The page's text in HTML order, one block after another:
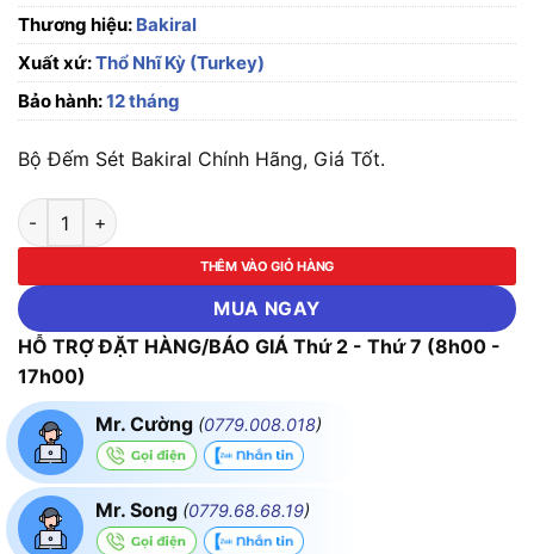
Thương hiệu: Bakiral
Xuất xứ:Thổ Nhĩ Kỳ (Turkey)
Bảo hành:12 tháng
Bộ Đếm Sét Bakiral Chính Hãng, Giá Tốt.
Bộ Đếm Sét Bakiral số lượng
THÊM VÀO GIỎ HÀNG
MUA NGAY
HỖ TRỢ ĐẶT HÀNG/BÁO GIÁ Thứ 2 - Thứ 7 (8h00 -
17h00)
Mr. Cường (0779.008.018)
Mr. Song (0779.68.68.19)